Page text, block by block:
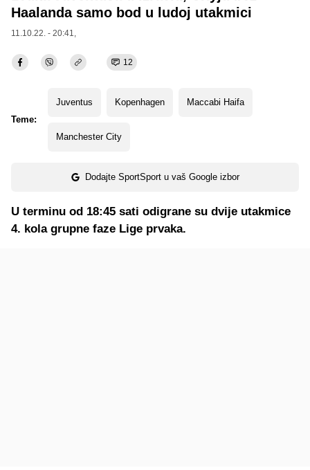
Haalanda samo bod u ludoj utakmici
11.10.22. - 20:41,
12
Teme:
Juventus Kopenhagen Maccabi Haifa
Manchester City
Dodajte SportSport u vaš Google izbor
U terminu od 18:45 sati odigrane su dvije utakmice
4. kola grupne faze Lige prvaka.